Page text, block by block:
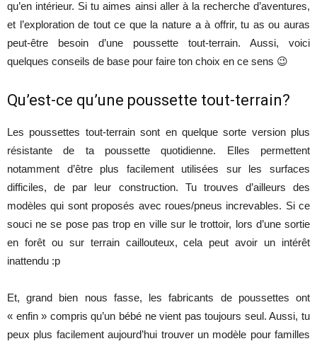
qu’en intérieur. Si tu aimes ainsi aller à la recherche d’aventures,
et l’exploration de tout ce que la nature a à offrir, tu as ou auras
peut-être besoin d’une poussette tout-terrain. Aussi, voici
quelques conseils de base pour faire ton choix en ce sens 😉
Qu’est-ce qu’une poussette tout-terrain?
Les poussettes tout-terrain sont en quelque sorte version plus
résistante de ta poussette quotidienne. Elles permettent
notamment d’être plus facilement utilisées sur les surfaces
difficiles, de par leur construction. Tu trouves d’ailleurs des
modèles qui sont proposés avec roues/pneus increvables. Si ce
souci ne se pose pas trop en ville sur le trottoir, lors d’une sortie
en forêt ou sur terrain caillouteux, cela peut avoir un intérêt
inattendu :p
Et, grand bien nous fasse, les fabricants de poussettes ont
« enfin » compris qu’un bébé ne vient pas toujours seul. Aussi, tu
peux plus facilement aujourd’hui trouver un modèle pour familles